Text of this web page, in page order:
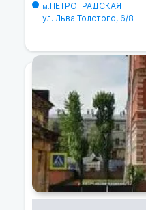
м.ПЕТРОГРАДСКАЯ
ул. Льва Толстого, 6/8